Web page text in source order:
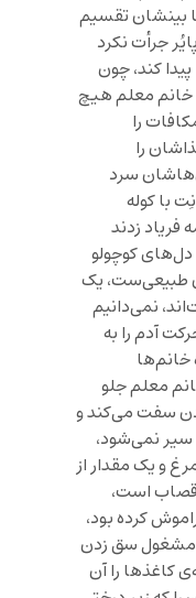
بینشان تقسیم
جرأت نکرد
کند، چون
معلم هیچ
را
را
سرد
با کوله
زدند
دل‌های کوچولو
طبیعی‌ست، یک
نمی‌دانیم
آدم را به
خانم‌ها
معلم جلو
سفت می‌کند و
سیر نمی‌شود،
و یک مقدار از
قصاب است،
کرده بود،
مشغول سق زدن
کاغذها را ‌آن